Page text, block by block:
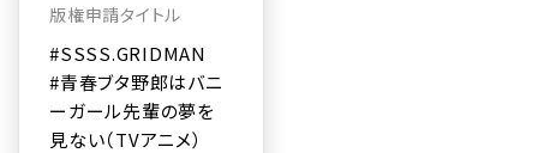
版権申請タイトル
#SSSS.GRIDMAN
#青春ブタ野郎はバニ
ーガール先輩の夢を
見ない（TVアニメ）